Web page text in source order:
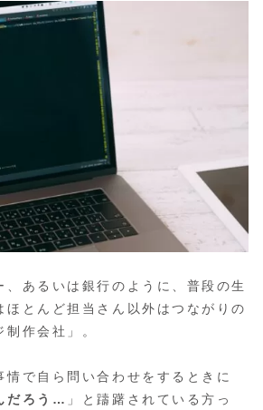
、あるいは銀行のように、普段の生
ほとんど担当さん以外はつながりの
作会社」。
情で自ら問い合わせをするときに
だろう… 」と躊躇されている方っ